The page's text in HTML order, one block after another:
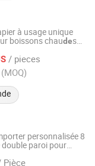
à usage unique
boissons chaudes
/ pieces
(MOQ)
Ltd.
personnalisée 8
paroi pour
Pièce
Co., Ltd.